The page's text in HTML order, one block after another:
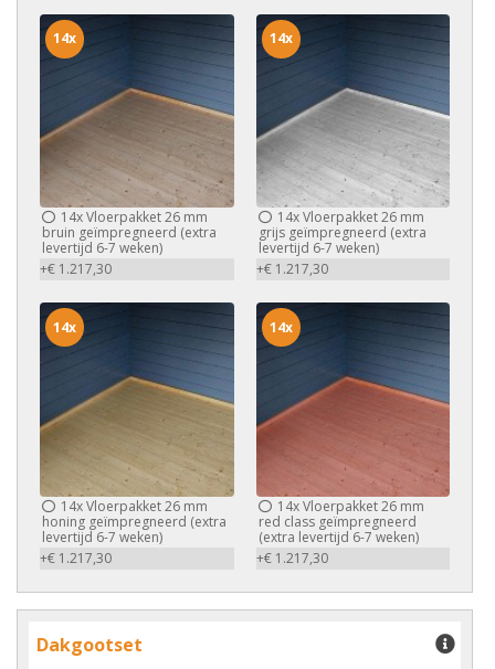
14xVloerpakket 26 mm
bruin geïmpregneerd (extra
levertijd 6-7 weken)
+€ 1.217,30
14x
14xVloerpakket 26 mm
grijs geïmpregneerd (extra
levertijd 6-7 weken)
+€ 1.217,30
14x
14xVloerpakket 26 mm
honing geïmpregneerd (extra
levertijd 6-7 weken)
+€ 1.217,30
14x
14xVloerpakket 26 mm
red class geïmpregneerd
(extra levertijd 6-7 weken)
+€ 1.217,30
14x
Dakgootset